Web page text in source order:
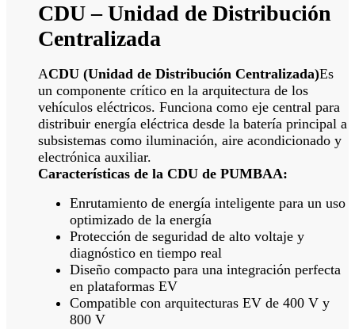
CDU – Unidad de Distribución
Centralizada
ACDU (Unidad de Distribución Centralizada)Es
un componente crítico en la arquitectura de los
vehículos eléctricos. Funciona como eje central para
distribuir energía eléctrica desde la batería principal a
subsistemas como iluminación, aire acondicionado y
electrónica auxiliar.
Características de la CDU de PUMBAA:
Enrutamiento de energía inteligente para un uso
optimizado de la energía
Protección de seguridad de alto voltaje y
diagnóstico en tiempo real
Diseño compacto para una integración perfecta
en plataformas EV
Compatible con arquitecturas EV de 400 V y
800 V